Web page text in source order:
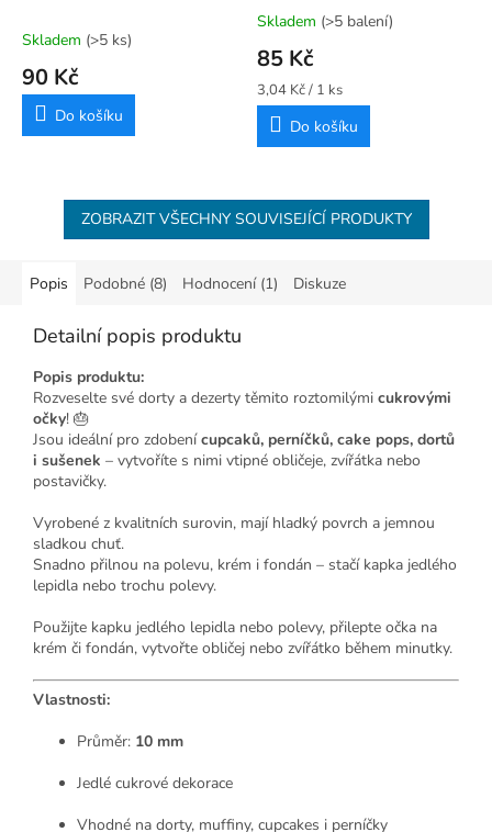
Skladem (>5 ks)
90 Kč
Do košíku
Průměrné
hodnocení
produktu
je
5,0
5
Skladem (>5 balení)
85 Kč
Měrná
cena:
3,04 Kč / 1 ks
Do košíku
ZOBRAZIT VŠECHNY SOUVISEJÍCÍ PRODUKTY
Popis Podobné (8) Hodnocení (1) Diskuze
Detailní popis produktu
Popis produktu:
Rozveselte své dorty a dezerty těmito roztomilými cukrovými
očky! 🎂
Jsou ideální pro zdobenícupcaků, perníčků, cake pops, dortů
i sušenek – vytvoříte s nimi vtipné obličeje, zvířátka nebo
postavičky.
Vyrobené z kvalitních surovin, mají hladký povrch a jemnou
sladkou chuť.
Snadno přilnou na polevu, krém i fondán – stačí kapka jedlého
lepidla nebo trochu polevy.
Použijte kapku jedlého lepidla nebo polevy, přilepte očka na
krém či fondán, vytvořte obličej nebo zvířátko během minutky.
Vlastnosti:
Průměr: 10 mm
Jedlé cukrové dekorace
Vhodné na dorty, muffiny, cupcakes i perníčky